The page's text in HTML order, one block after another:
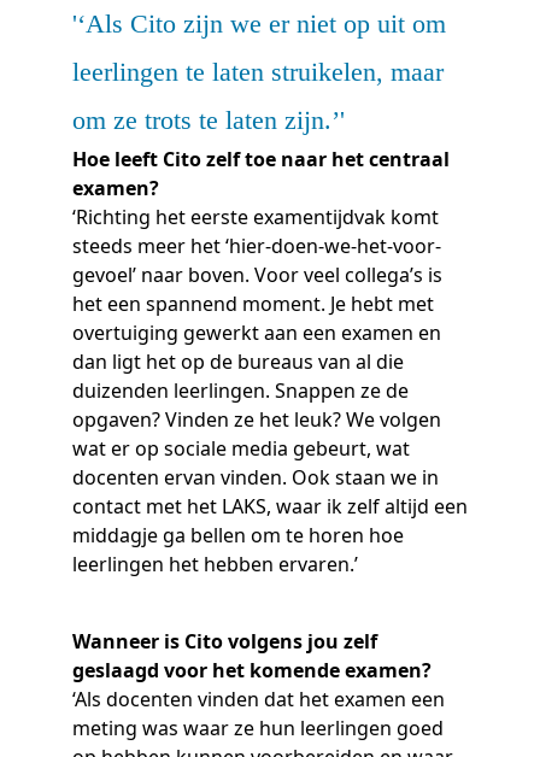
‘Als Cito zijn we er niet op uit om
leerlingen te laten struikelen, maar
om ze trots te laten zijn.’
Hoe leeft Cito zelf toe naar het centraal
examen?
‘Richting het eerste examentijdvak komt
steeds meer het ‘hier-doen-we-het-voor-
gevoel’ naar boven. Voor veel collega’s is
het een spannend moment. Je hebt met
overtuiging gewerkt aan een examen en
dan ligt het op de bureaus van al die
duizenden leerlingen. Snappen ze de
opgaven? Vinden ze het leuk? We volgen
wat er op sociale media gebeurt, wat
docenten ervan vinden. Ook staan we in
contact met het LAKS, waar ik zelf altijd een
middagje ga bellen om te horen hoe
leerlingen het hebben ervaren.’
Wanneer is Cito volgens jou zelf
geslaagd voor het komende examen?
‘Als docenten vinden dat het examen een
meting was waar ze hun leerlingen goed